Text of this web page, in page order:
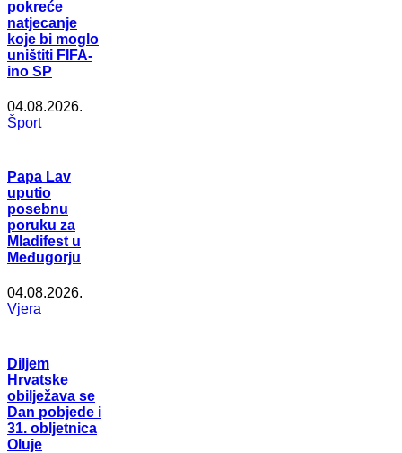
pokreće
natjecanje
koje bi moglo
uništiti FIFA-
ino SP
04.08.2026.
Šport
Papa Lav
uputio
posebnu
poruku za
Mladifest u
Međugorju
04.08.2026.
Vjera
Diljem
Hrvatske
obilježava se
Dan pobjede i
31. obljetnica
Oluje